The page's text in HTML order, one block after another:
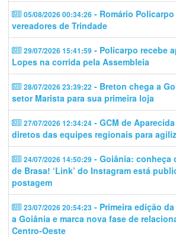
05/08/2026 00:34:26 - Romário
vereadores de Trindade
29/07/2026 15:41:59 - Policarpo recebe
Lopes na corrida pela Assembleia
28/07/2026 23:39:22 - Breton chega a
setor Marista para sua primeira loja
27/07/2026 12:34:24 - GCM de
diretos das equipes regionais para
24/07/2026 14:50:29 - Goiânia: conheça
de Brasa! ‘Link’ do Instagram está
postagem
23/07/2026 20:54:23 - Primeira edição da
a Goiânia e marca nova fase de
Centro-Oeste